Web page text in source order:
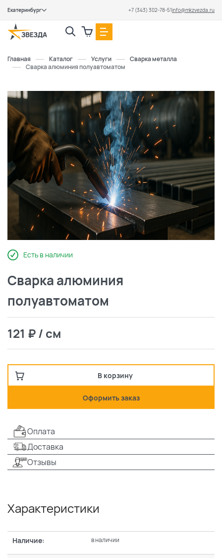
Екатеринбург +7 (343) 302-78-51info@mkzvezda.ru
Главная Каталог Услуги
Сварка металла
Сварка алюминия полуавтоматом
Есть в наличии
Сварка алюминия
полуавтоматом
121 ₽ / см
В корзину
Оформить заказ
Оплата
Доставка
Отзывы
Характеристики
Наличие: в наличии